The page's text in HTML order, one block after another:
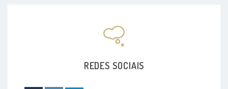
REDES SOCIAIS